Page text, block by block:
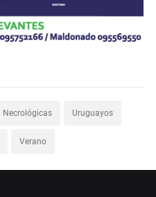
Necrológicas Uruguayos
Verano